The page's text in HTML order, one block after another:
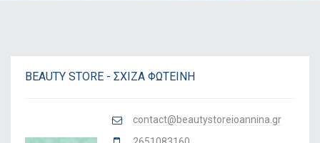
BEAUTY STORE - ΣΧΙΖΑ ΦΩΤΕΙΝΗ
contact@beautystoreioannina.gr